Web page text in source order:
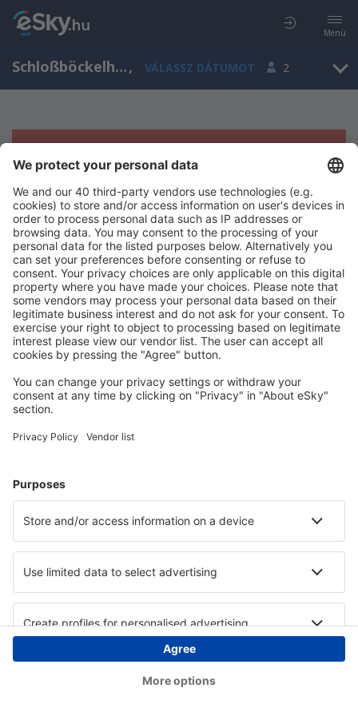
Menü
Schloßböckelheim, Rhineland-Palatinate, Németország, VÁLASSZ DÁTUMOT 2
Sajnos semmilyen eredménnyel nem
szolgálhatunk.
Próbáld meg még egyszer más kritériumot kiválasztva
Copyright © eSky.hu Minden jog fenntartva.